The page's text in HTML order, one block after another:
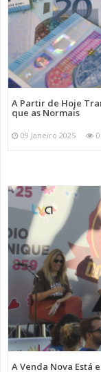
A Partir de Hoje
que as Normais
09 Janeiro 2025
A Venda Nova Está